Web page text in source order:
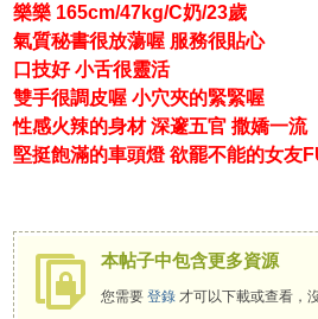
樂樂 165cm/47kg/C奶/23歲
氣質秘書很放蕩喔 服務很貼心
口技好 小舌很靈活
雙手很調皮喔 小穴夾的緊緊喔
性感火辣的身材 深邃五官 撒嬌一流
堅挺飽滿的車頭燈 欲罷不能的女友
本帖子中包含更多資源
您需要登錄 才可以下載或查看，